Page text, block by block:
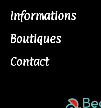
Informations
Boutiques
Contact